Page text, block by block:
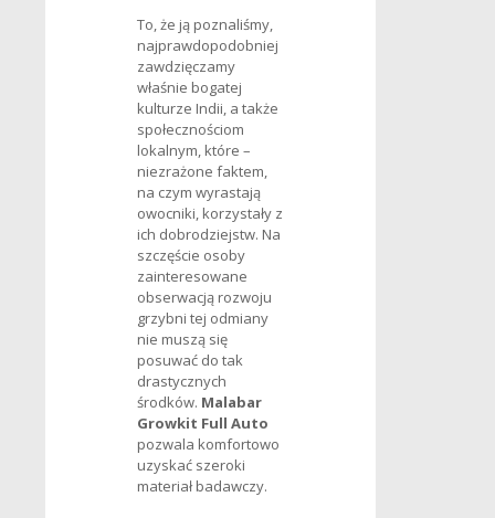
To, że ją poznaliśmy,
najprawdopodobniej
zawdzięczamy
właśnie bogatej
kulturze Indii, a także
społecznościom
lokalnym, które –
niezrażone faktem,
na czym wyrastają
owocniki, korzystały z
ich dobrodziejstw. Na
szczęście osoby
zainteresowane
obserwacją rozwoju
grzybni tej odmiany
nie muszą się
posuwać do tak
drastycznych
środków. Malabar
Growkit Full Auto
pozwala komfortowo
uzyskać szeroki
materiał badawczy.